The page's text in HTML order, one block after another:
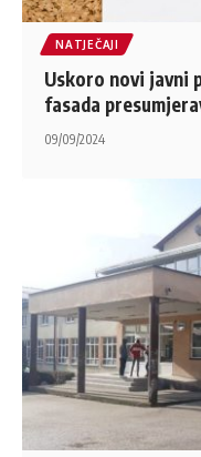
NATJEČAJI
Uskoro novi javni
fasada
09/09/2024